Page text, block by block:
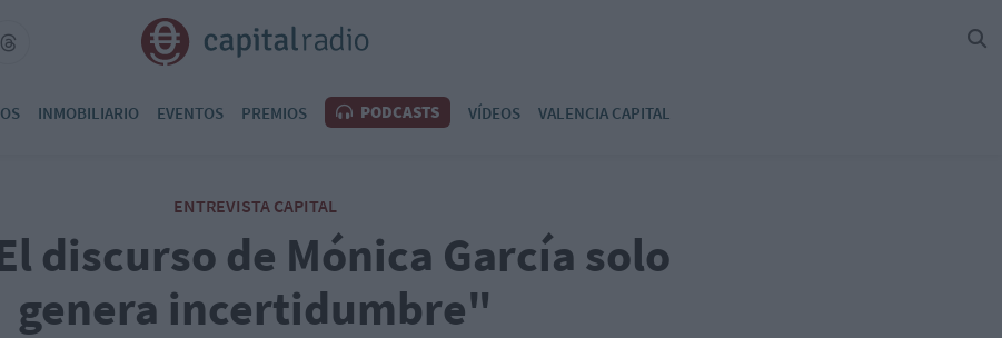
INMOBILIARIO EVENTOS PREMIOS PODCASTS VÍDEOS VALENCIA CAPITAL
ENTREVISTA CAPITAL
discurso de Mónica García solo
genera incertidumbre"